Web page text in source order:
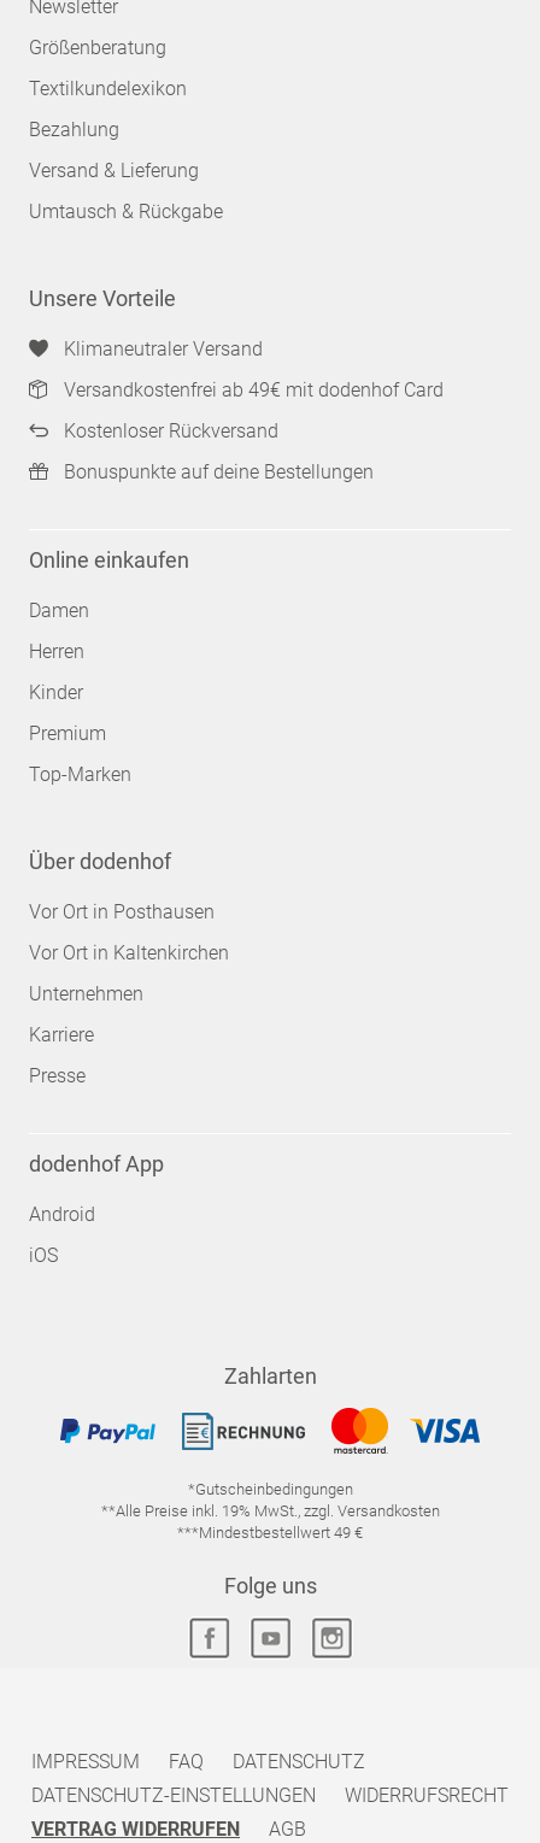
Newsletter
Größenberatung
Textilkundelexikon
Bezahlung
Versand & Lieferung
Umtausch & Rückgabe
Unsere Vorteile
Klimaneutraler Versand
Versandkostenfrei ab 49€ mit dodenhof Card
Kostenloser Rückversand
Bonuspunkte auf deine Bestellungen
Online einkaufen
Damen
Herren
Kinder
Premium
Top-Marken
Über dodenhof
Vor Ort in Posthausen
Vor Ort in Kaltenkirchen
Unternehmen
Karriere
Presse
dodenhof App
Android
iOS
Zahlarten
*Gutscheinbedingungen
**Alle Preise inkl. 19% MwSt., zzgl. Versandkosten
***Mindestbestellwert 49 €
Folge uns
IMPRESSUM FAQ
DATENSCHUTZ
DATENSCHUTZ-EINSTELLUNGEN
WIDERRUFSRECHT
VERTRAG WIDERRUFEN
AGB